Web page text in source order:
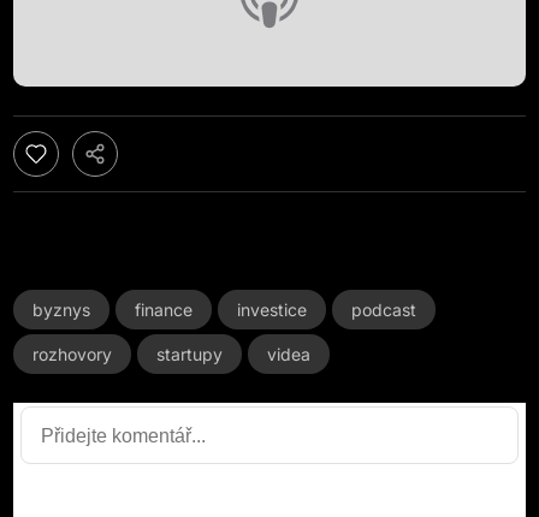
byznys finance investice podcast
rozhovory startupy videa